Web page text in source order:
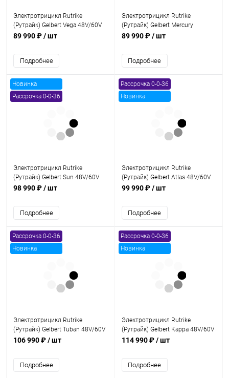
Электротрицикл Rutrike
(Рутрайк) Gelbert Vega 48V/60V
600Вт
89 990 ₽/ шт
Подробнее
Электротрицикл Rutrike
(Рутрайк) Gelbert Mercury
48V/60V 650Вт
89 990 ₽/ шт
Подробнее
Новинка
Рассрочка 0-0-36
Электротрицикл Rutrike
(Рутрайк) Gelbert Sun 48V/60V
650Вт
98 990 ₽/ шт
Подробнее
Рассрочка 0-0-36
Новинка
Электротрицикл Rutrike
(Рутрайк) Gelbert Atlas 48V/60V
600Вт
99 990 ₽/ шт
Подробнее
Рассрочка 0-0-36
Новинка
Электротрицикл Rutrike
(Рутрайк) Gelbert Tuban 48V/60V
600Вт
106 990 ₽/ шт
Подробнее
Рассрочка 0-0-36
Новинка
Электротрицикл Rutrike
(Рутрайк) Gelbert Kappa 48V/60V
650Вт
114 990 ₽/ шт
Подробнее